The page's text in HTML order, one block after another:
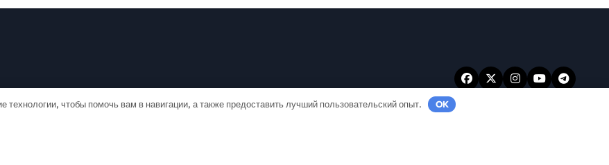
технологии, чтобы помочь вам в навигации, а также предоставить лучший пользовательский опыт. OK